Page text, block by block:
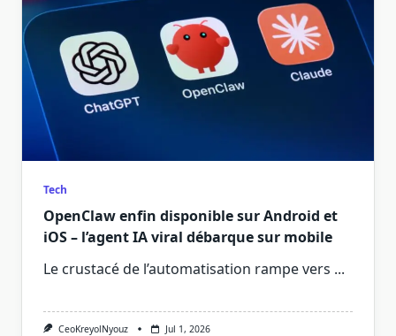
Tech
OpenClaw enfin disponible sur Android et
iOS – l’agent IA viral débarque sur mobile
Le crustacé de l’automatisation rampe vers ...
CeoKreyolNyouz Jul 1, 2026